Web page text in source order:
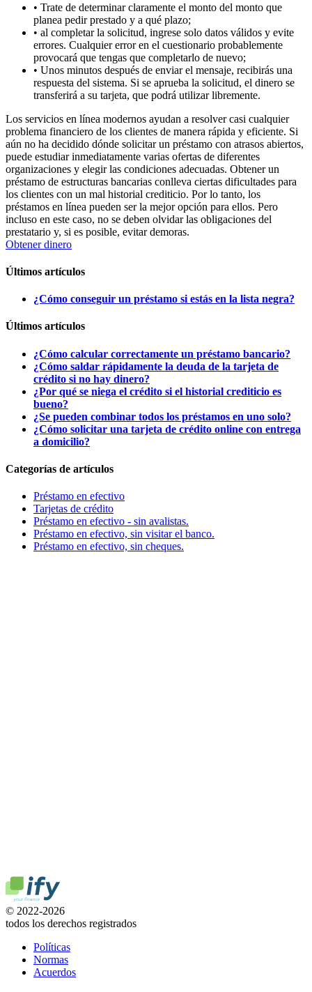
• Trate de determinar claramente el monto del monto que
planea pedir prestado y a qué plazo;
• al completar la solicitud, ingrese solo datos válidos y evite
errores. Cualquier error en el cuestionario probablemente
provocará que tengas que completarlo de nuevo;
• Unos minutos después de enviar el mensaje, recibirás una
respuesta del sistema. Si se aprueba la solicitud, el dinero se
transferirá a su tarjeta, que podrá utilizar libremente.
Los servicios en línea modernos ayudan a resolver casi cualquier
problema financiero de los clientes de manera rápida y eficiente. Si
aún no ha decidido dónde solicitar un préstamo con atrasos abiertos,
puede estudiar inmediatamente varias ofertas de diferentes
organizaciones y elegir las condiciones adecuadas. Obtener un
préstamo de estructuras bancarias conlleva ciertas dificultades para
los clientes con un mal historial crediticio. Por lo tanto, los
préstamos en línea pueden ser la mejor opción para ellos. Pero
incluso en este caso, no se deben olvidar las obligaciones del
prestatario y, si es posible, evitar demoras.
Obtener dinero
Últimos artículos
¿Cómo conseguir un préstamo si estás en la lista negra?
Últimos artículos
¿Cómo calcular correctamente un préstamo bancario?
¿Cómo saldar rápidamente la deuda de la tarjeta de
crédito si no hay dinero?
¿Por qué se niega el crédito si el historial crediticio es
bueno?
¿Se pueden combinar todos los préstamos en uno solo?
¿Cómo solicitar una tarjeta de crédito online con entrega
a domicilio?
Categorías de artículos
Préstamo en efectivo
Tarjetas de crédito
Préstamo en efectivo - sin avalistas.
Préstamo en efectivo, sin visitar el banco.
Préstamo en efectivo, sin cheques.
© 2022-2026
todos los derechos registrados
Políticas
Normas
Acuerdos